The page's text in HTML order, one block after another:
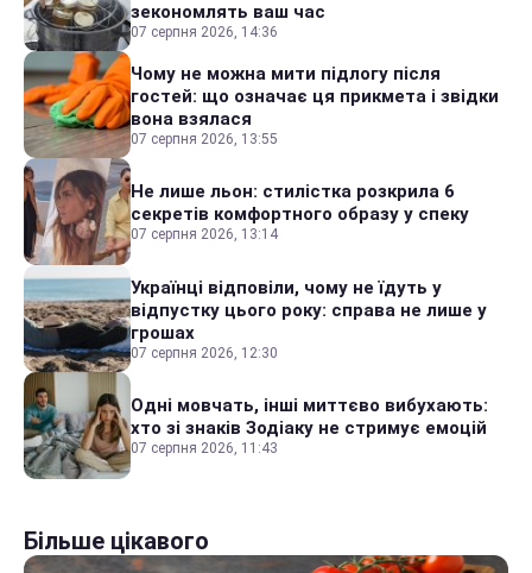
зекономлять ваш час
07 серпня 2026, 14:36
Чому не можна мити підлогу після
гостей: що означає ця прикмета і звідки
вона взялася
07 серпня 2026, 13:55
Не лише льон: стилістка розкрила 6
секретів комфортного образу у спеку
07 серпня 2026, 13:14
Українці відповіли, чому не їдуть у
відпустку цього року: справа не лише у
грошах
07 серпня 2026, 12:30
Одні мовчать, інші миттєво вибухають:
хто зі знаків Зодіаку не стримує емоцій
07 серпня 2026, 11:43
Більше цікавого